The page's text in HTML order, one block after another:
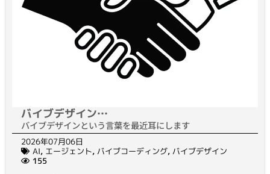
バイブデザイン…
バイブデザインという言葉を最近耳にします
2026年07月06日
AI, エージェント, バイブコーディング, バイブデザイン
155